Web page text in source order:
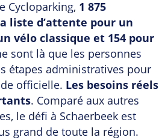
Cycloparking, 1 875
liste d’attente pour un
vélo classique et 154 pour
sont là que les personnes
étapes administratives pour
officielle. Les besoins réels
. Comparé aux autres
le défi à Schaerbeek est
grand de toute la région.